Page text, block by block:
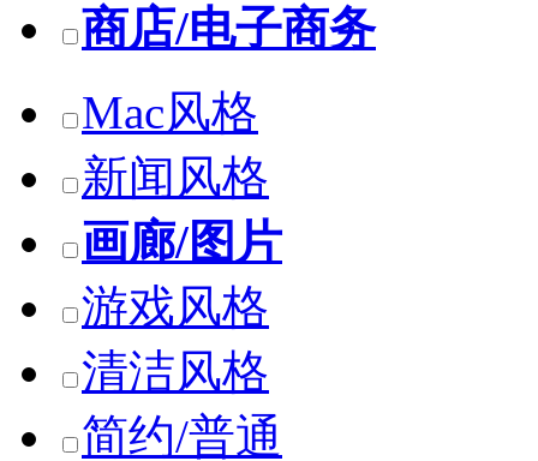
商店/电子商务
Mac风格
新闻风格
画廊/图片
游戏风格
清洁风格
简约/普通